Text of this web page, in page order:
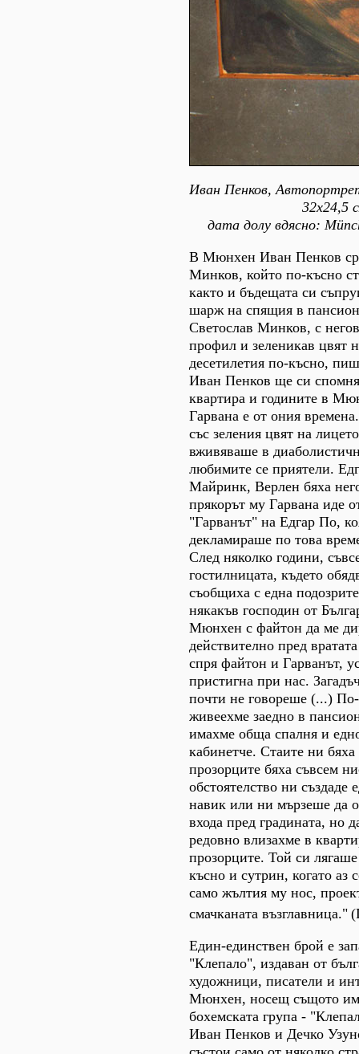
Иван Пенков,
32х24,5
дата долу вдясно:
В Мюнхен Иван Пенков
Минков, който по-късно
както и бъдещата си
шарж на спящия в
Светослав Минков, с
профил и зеленикав цвят
десетилетия по-късно,
Иван Пенков ще си
квартира и годините в
Гарвана е от ония
със зеления цвят на
вживяваше в
любимите се приятели.
Майринк, Верлен бяха
прякорът му Гарвана иде
"Гарванът" на Едгар По,
декламираше по това
След няколко години,
гостилницата, където
съобщиха с една
някакъв господин от
Мюнхен с файтон да ме
действително пред
спря файтон и Гарванът,
пристигна при нас.
почти не говореше (...)
живеехме заедно в
имахме обща спалня и
кабинетче. Стаите ни
прозорците бяха съвсем
обстоятелство ни създаде
навик или ни мързеше да
входа пред градината, но
редовно влизахме в
прозорците. Той си
късно и сутрин, когато аз
само жълтия му нос,
смачканата възглавница."
Един-единствен брой е
"Клепало", издаван от
художници, писатели и
Мюнхен, носещ същото
бохемската група -
Иван Пенков и Дечко